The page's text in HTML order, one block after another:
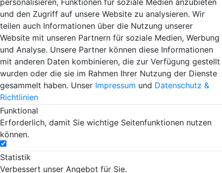
Fachgebiete
Einträge :0
keine Daten
Tipp
Hebe dich ab von
anderen ab und
bringe deinen
Firmeneintrag ganz
nach vorn! Dein
personalisieren, Funktionen für soziale Medien anzubieten
und den Zugriff auf unsere Website zu analysieren. Wir
teilen auch Informationen über die Nutzung unserer
Website mit unseren Partnern für soziale Medien, Werbung
und Analyse. Unsere Partner können diese Informationen
mit anderen Daten kombinieren, die zur Verfügung gestellt
wurden oder die sie im Rahmen Ihrer Nutzung der Dienste
gesammelt haben. Unser Impressum und Datenschutz &
Richtlinien
Funktional
Erforderlich, damit Sie wichtige Seitenfunktionen nutzen
können.
Statistik
Verbessert unser Angebot für Sie.